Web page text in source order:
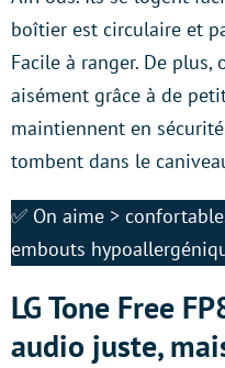
boîtier est circulaire et
Facile à ranger. De
aisément grâce à de
maintiennent en
tombent dans le
✅ On aime >
embouts
LG Tone Free
audio juste,